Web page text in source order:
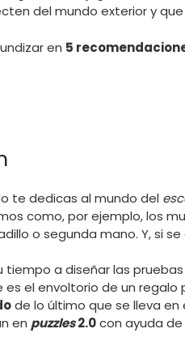
del mundo exterior y
en 5
te dedicas al mundo del
como, por ejemplo, los
o segunda mano. Y, si
tiempo a diseñar las
es el envoltorio de un
de lo último que se lleva en
en puzzles2.0con ayuda